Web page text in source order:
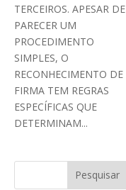
TERCEIROS. APESAR DE
PARECER UM
PROCEDIMENTO
SIMPLES, O
RECONHECIMENTO DE
FIRMA TEM REGRAS
ESPECÍFICAS QUE
DETERMINAM...